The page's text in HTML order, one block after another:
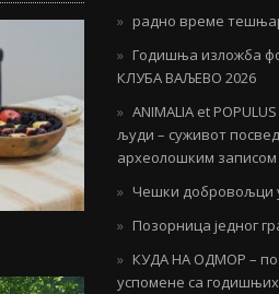
радно време
Годишња изложба
КЛУБА ВАЉЕВО 2026
ANIMALIA et
људи – суживот
археолошким записом
Чешки добровољци у
Позорница једног
КУДА НА ОДМОР –
успомене са